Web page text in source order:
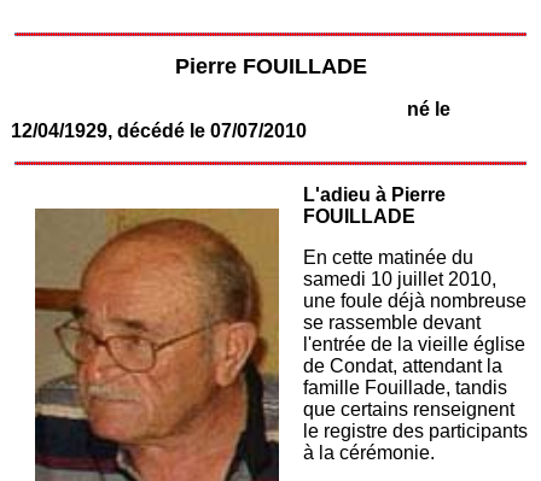
Pierre FOUILLADE
né le
12/04/1929, décédé le 07/07/2010
L'adieu à Pierre
FOUILLADE
En cette matinée du
samedi 10 juillet 2010,
une foule déjà nombreuse
se rassemble devant
l'entrée de la vieille église
de Condat, attendant la
famille Fouillade, tandis
que certains renseignent
le registre des participants
à la cérémonie.